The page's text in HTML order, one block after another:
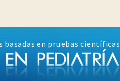
basadas en pruebas científicas